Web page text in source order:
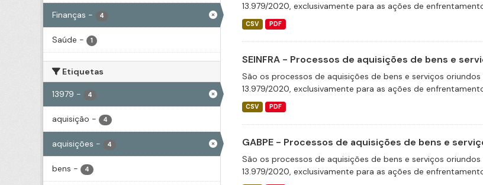
Finanças - 4
Saúde - 1
Etiquetas
13979 - 4
aquisição - 4
aquisições - 4
bens - 4
13.979/2020, exclusivamente para as ações de
CSV PDF
SEINFRA - Processos de aquisições de bens e
São os processos de aquisições de bens e serviços
13.979/2020, exclusivamente para as ações de
CSV PDF
GABPE - Processos de aquisições de bens e
São os processos de aquisições de bens e serviços
13.979/2020, exclusivamente para as ações de